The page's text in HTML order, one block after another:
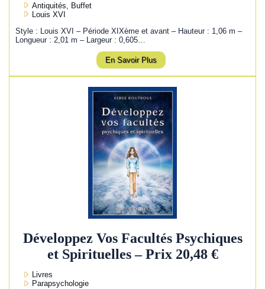
Antiquités, Buffet
Louis XVI
Style : Louis XVI – Période XIXème et avant – Hauteur : 1,06 m –
Longueur : 2,01 m – Largeur : 0,605…
En Savoir Plus
Développez Vos Facultés Psychiques
et Spirituelles – Prix 20,48 €
Livres
Parapsychologie